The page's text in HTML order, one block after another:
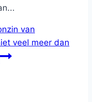
van
veel meer dan